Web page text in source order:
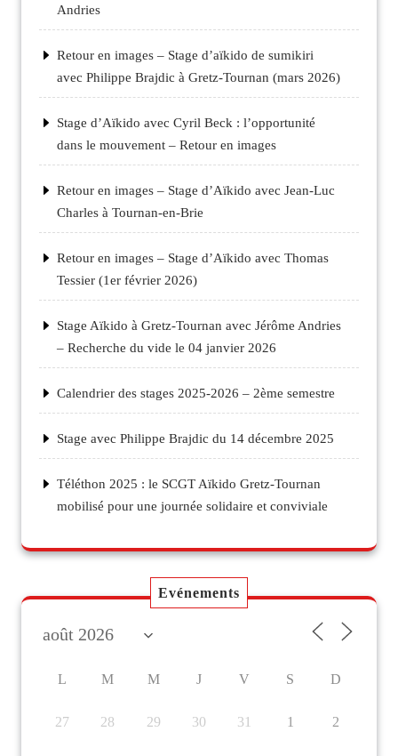
Andries
Retour en images – Stage d’aïkido de sumikiri
avec Philippe Brajdic à Gretz-Tournan (mars 2026)
Stage d’Aïkido avec Cyril Beck : l’opportunité
dans le mouvement – Retour en images
Retour en images – Stage d’Aïkido avec Jean-Luc
Charles à Tournan-en-Brie
Retour en images – Stage d’Aïkido avec Thomas
Tessier (1er février 2026)
Stage Aïkido à Gretz-Tournan avec Jérôme Andries
– Recherche du vide le 04 janvier 2026
Calendrier des stages 2025-2026 – 2ème semestre
Stage avec Philippe Brajdic du 14 décembre 2025
Téléthon 2025 : le SCGT Aïkido Gretz-Tournan
mobilisé pour une journée solidaire et conviviale
Evénements
L M M J V S D
27 28 29 30 31 1 2